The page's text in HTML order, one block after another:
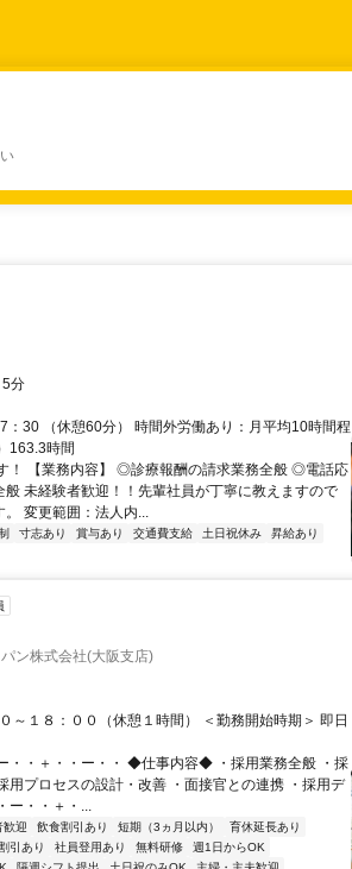
5分
：30 （休憩60分） 時間外労働あり：月平均10時間程
163.3時間
！ 【業務内容】 ◎診療報酬の請求業務全般 ◎電話応
未経験者歓迎！！先輩社員が丁寧に教えますので
変更範囲：法人内...
寸志あり 賞与あり 交通費支給 土日祝休み
昇給あり
ン株式会社(大阪支店)
～１８：００（休憩１時間） ＜勤務開始時期＞ 即日
・・＋・・ー・・ ◆仕事内容◆ ・採用業務全般 ・採
用プロセスの設計・改善 ・面接官との連携 ・採用デ
ー・・＋・...
歓迎 飲食割引あり 短期（3ヵ月以内）
育休延長あり
引あり 社員登用あり 無料研修
週1日からOK